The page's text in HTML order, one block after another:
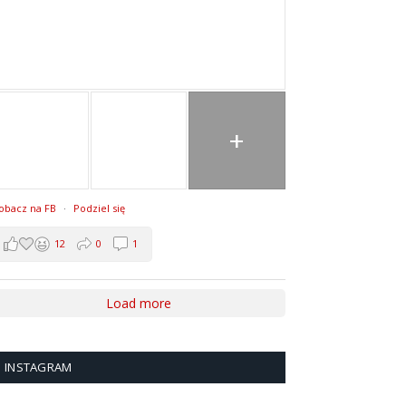
+
na FB · Podziel się
12 0 1
Load more
INSTAGRAM